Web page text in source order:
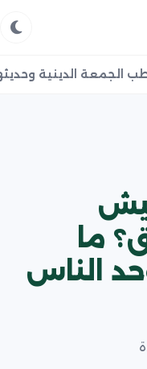
الجمعة الدينية
ما
الناس